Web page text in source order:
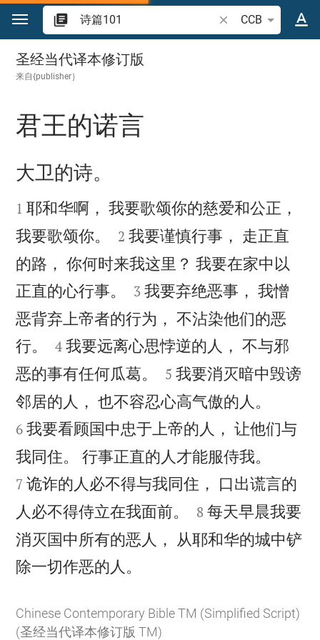
跳转到内容
搜索圣经经文或单词
CCB
诗篇 101
圣经当代译本修订版
来自{publisher｝

君王的诺言

大卫的诗。

1 耶和华啊， 我要歌颂你的慈爱和公正，
我要歌颂你。


2 我要谨慎行事， 走正直
的路， 你何时来我这里？ 我要在家中以
正直的心行事。


3 我要弃绝恶事， 我憎
恶背弃上帝者的行为， 不沾染他们的恶
行。


4 我要远离心思悖逆的人， 不与邪
恶的事有任何瓜葛。


5 我要消灭暗中毁谤
邻居的人， 也不容忍心高气傲的人。
6 我要看顾国中忠于上帝的人， 让他们与
我同住。 行事正直的人才能服侍我。
7 诡诈的人必不得与我同住， 口出谎言的
人必不得侍立在我面前。


8 每天早晨我要
消灭国中所有的恶人， 从耶和华的城中铲
除一切作恶的人。
Chinese Contemporary Bible TM (Simplified Script)
(圣经当代译本修订版 TM)